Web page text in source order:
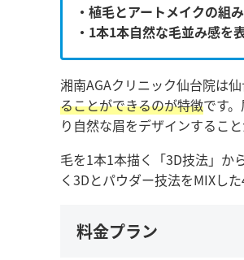
・植毛とアートメイクの組
・1本1本自然な毛並み感を
湘南AGAクリニック仙台院は
ることができるのが特徴です
り自然な眉をデザインすること
毛を1本1本描く「3D技法」か
く3Dとパウダー技法をMIXし
料金プラン